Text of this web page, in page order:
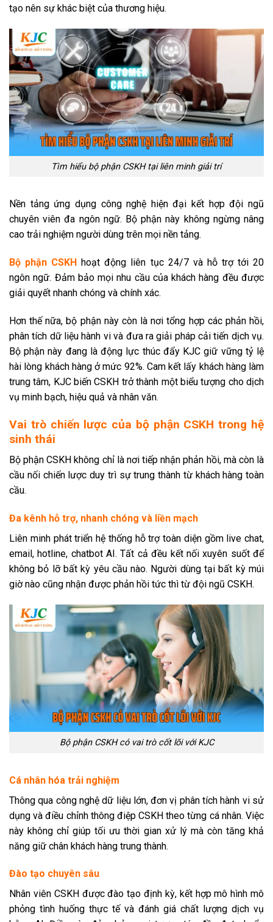
tạo nên sự khác biệt của thương hiệu.
Tìm hiểu bộ phận CSKH tại liên minh giải trí
Nền tảng ứng dụng công nghệ hiện đại kết hợp đội ngũ
chuyên viên đa ngôn ngữ. Bộ phận này không ngừng nâng
cao trải nghiệm người dùng trên mọi nền tảng.
Bộ phận CSKH
hoạt động liên tục 24/7 và hỗ trợ tới 20
ngôn ngữ. Đảm bảo mọi nhu cầu của khách hàng đều được
giải quyết nhanh chóng và chính xác.
Hơn thế nữa, bộ phận này còn là nơi tổng hợp các phản hồi,
phân tích dữ liệu hành vi và đưa ra giải pháp cải tiến dịch vụ.
Bộ phận này đang là động lực thúc đẩy KJC giữ vững tỷ lệ
hài lòng khách hàng ở mức 92%. Cam kết lấy khách hàng làm
trung tâm, KJC biến CSKH trở thành một biểu tượng cho dịch
vụ minh bạch, hiệu quả và nhân văn.
Vai trò chiến lược của bộ phận CSKH trong hệ
sinh thái
Bộ phận CSKH không chỉ là nơi tiếp nhận phản hồi, mà còn là
cầu nối chiến lược duy trì sự trung thành từ khách hàng toàn
cầu.
Đa kênh hỗ trợ, nhanh chóng và liền mạch
Liên minh phát triển hệ thống hỗ trợ toàn diện gồm live chat,
email, hotline, chatbot AI. Tất cả đều kết nối xuyên suốt để
không bỏ lỡ bất kỳ yêu cầu nào. Người dùng tại bất kỳ múi
giờ nào cũng nhận được phản hồi tức thì từ đội ngũ CSKH.
Bộ phận CSKH có vai trò cốt lõi với KJC
Cá nhân hóa trải nghiệm
Thông qua công nghệ dữ liệu lớn, đơn vị phân tích hành vi sử
dụng và điều chỉnh thông điệp CSKH theo từng cá nhân. Việc
này không chỉ giúp tối ưu thời gian xử lý mà còn tăng khả
năng giữ chân khách hàng trung thành.
Đào tạo chuyên sâu
Nhân viên CSKH được đào tạo định kỳ, kết hợp mô hình mô
phỏng tình huống thực tế và đánh giá chất lượng dịch vụ